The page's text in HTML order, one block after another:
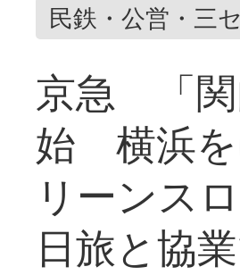
民鉄・公営・三
京急 「関
始 横浜
リーンス
日旅と協